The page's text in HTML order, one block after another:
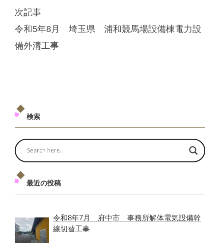
次記事
令和5年8月 埼玉県 浦和競馬場設備棟電力設
備外溝工事
検索
最近の投稿
令和8年7月 府中市 事務所解体電気設備幹
線切替工事